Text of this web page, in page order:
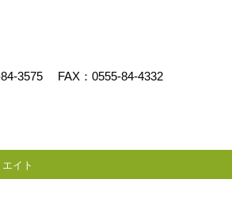
3575
FAX：0555-84-4332
イト